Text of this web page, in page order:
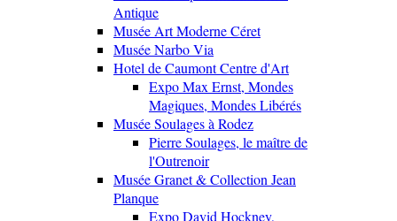
Antique
Musée Art Moderne Céret
Musée Narbo Via
Hotel de Caumont Centre d'Art
Expo Max Ernst, Mondes
Magiques, Mondes Libérés
Musée Soulages à Rodez
Pierre Soulages, le maître de
l'Outrenoir
Musée Granet & Collection Jean
Planque
Expo David Hockney,